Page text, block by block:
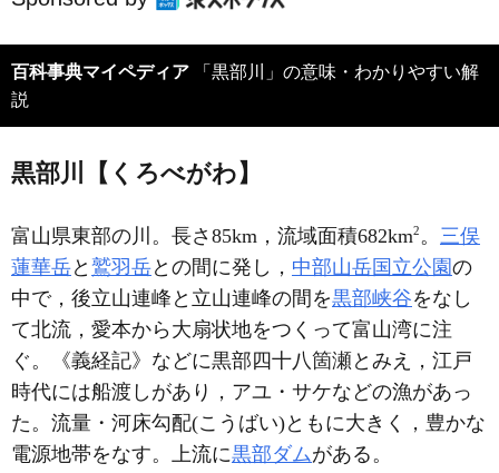
百科事典マイペディア
説
黒部川【くろべがわ】
富山県東部の川。長さ85km，流域面積682km2。 三俣
蓮華岳と 鷲羽岳との間に発し， 中部山岳国立公園の
中で，後立山連峰と立山連峰の間を黒部峡谷をなし
て北流，愛本から大扇状地をつくって富山湾に注
ぐ。《義経記》などに黒部四十八箇瀬とみえ，江戸
時代には船渡しがあり，アユ・サケなどの漁があっ
た。流量・河床勾配(こうばい)ともに大きく，豊かな
電源地帯をなす。上流に黒部ダムがある。